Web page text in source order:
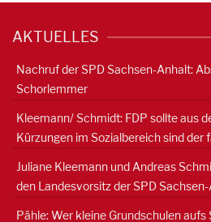
AKTUELLES
Nachruf der SPD Sachsen-Anhalt:
Schorlemmer
Kleemann/ Schmidt: FDP sollte aus
Kürzungen im Sozialbereich sind der
Juliane Kleemann und Andreas
den Landesvorsitz der SPD
Pähle: Wer kleine Grundschulen aufs